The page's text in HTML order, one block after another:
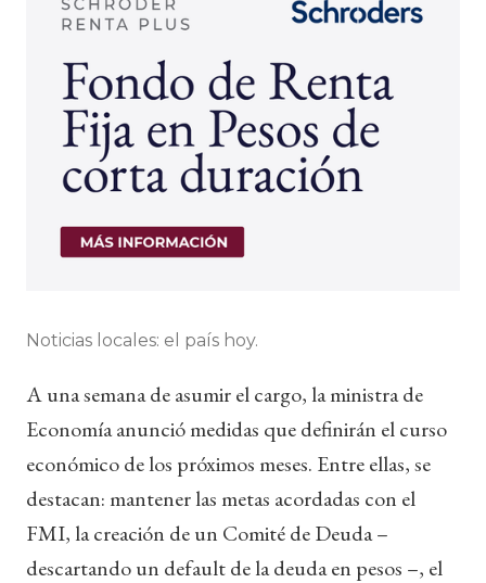
Noticias locales: el país hoy.
A una semana de asumir el cargo, la ministra de
Economía anunció medidas que definirán el curso
económico de los próximos meses. Entre ellas, se
destacan: mantener las metas acordadas con el
FMI, la creación de un Comité de Deuda –
descartando un default de la deuda en pesos –, el